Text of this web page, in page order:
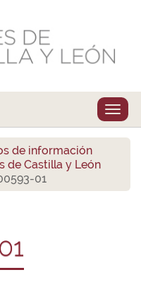
de información
de Castilla y León
01